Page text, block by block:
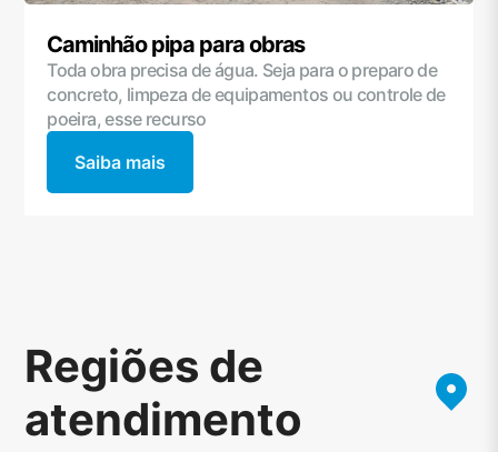
Caminhão pipa para obras
Toda obra precisa de água. Seja para o preparo de
concreto, limpeza de equipamentos ou controle de
poeira, esse recurso
Saiba mais
Regiões de
atendimento